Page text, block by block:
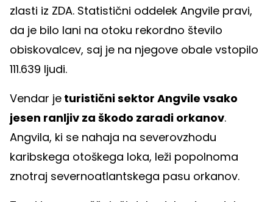
zlasti iz ZDA. Statistični oddelek Angvile pravi,
da je bilo lani na otoku rekordno število
obiskovalcev, saj je na njegove obale vstopilo
111.639 ljudi.
Vendar je turistični sektor Angvile vsako
jesen ranljiv za škodo zaradi orkanov.
Angvila, ki se nahaja na severovzhodu
karibskega otoškega loka, leži popolnoma
znotraj severnoatlantskega pasu orkanov.